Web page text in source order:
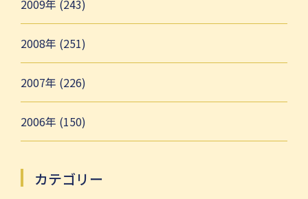
2009年 (243)
2008年 (251)
2007年 (226)
2006年 (150)
カテゴリー